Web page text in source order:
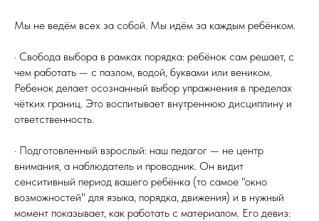
Мы не ведём всех за собой. Мы идём за каждым ребёнком.
· Свобода выбора в рамках порядка: ребёнок сам решает, с
чем работать — с пазлом, водой, буквами или веником.
Ребенок делает осознанный выбор упражнения в пределах
чётких границ. Это воспитывает внутреннюю дисциплину и
ответственность.
· Подготовленный взрослый: наш педагог — не центр
внимания, а наблюдатель и проводник. Он видит
сенситивный период вашего ребёнка (то самое "окно
возможностей" для языка, порядка, движения) и в нужный
момент показывает, как работать с материалом. Его девиз: